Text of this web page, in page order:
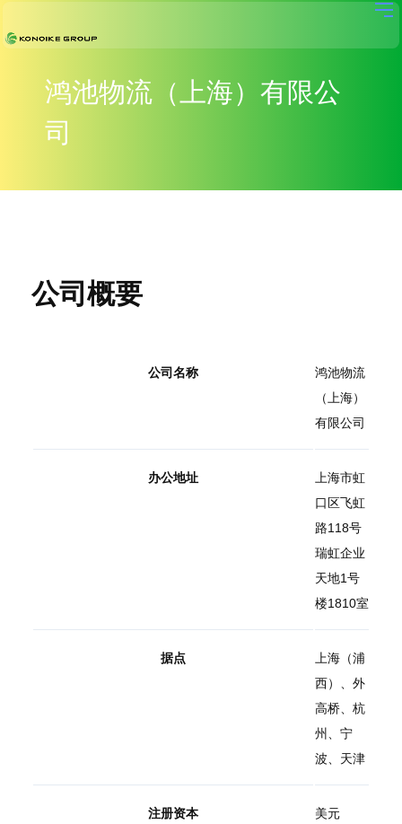
鸿池物流（上海）有限公
司
公司概要
公司名称
鸿池物流
（上海）
有限公司
办公地址
上海市虹
口区飞虹
路118号
瑞虹企业
天地1号
楼1810室
据点
上海（浦
西）、外
高桥、杭
州、宁
波、天津
注册资本
美元